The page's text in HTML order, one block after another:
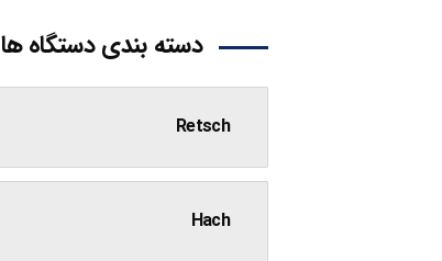
دسته بندی دستگاه ها
Retsch
Hach